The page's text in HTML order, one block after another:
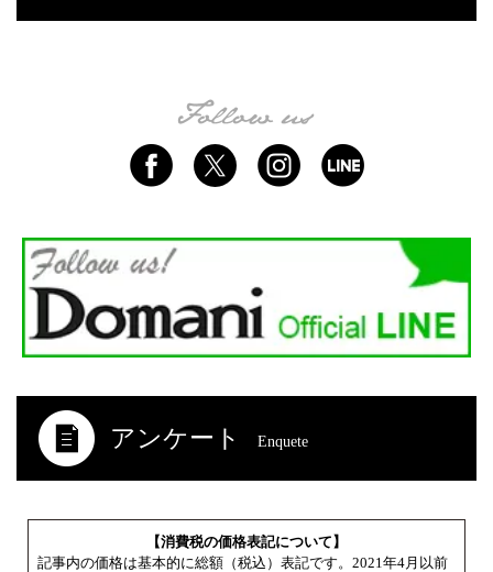
アンケート Enquete
【消費税の価格表記について】
記事内の価格は基本的に総額（税込）表記です。2021年4月以前